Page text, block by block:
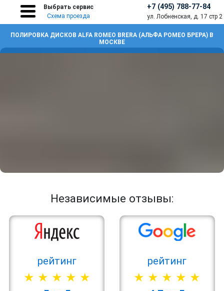
Выбрать сервис
Схема проезда
+7 (495) 788-77-84
ул. Лобненская, д. 17 стр 2
ПОЛИРОВКА ДИСКОВ ALFA ROMEO BRERA (АЛЬФА РОМЕО БРЕРА) В
МОСКВЕ
Независимые отзывы:
рейтинг рейтинг